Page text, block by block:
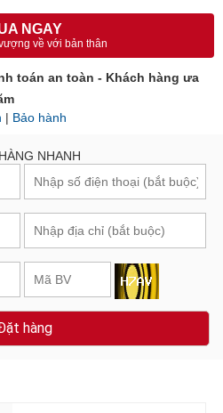
NGAY
về với bản thân
toán an toàn - Khách hàng ưa
| Bảo hành
NHANH
hàng